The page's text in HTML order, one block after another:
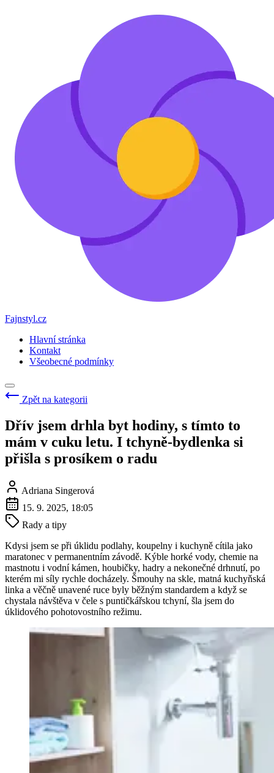
Fajnstyl.cz
Hlavní stránka
Kontakt
Všeobecné podmínky
Zpět na kategorii
Dřív jsem drhla byt hodiny, s tímto to
mám v cuku letu. I tchyně-bydlenka si
přišla s prosíkem o radu
Adriana Singerová
15. 9. 2025, 18:05
Rady a tipy
Kdysi jsem se při úklidu podlahy, koupelny i kuchyně cítila jako
maratonec v permanentním závodě. Kýble horké vody, chemie na
mastnotu i vodní kámen, houbičky, hadry a nekonečné drhnutí, po
kterém mi síly rychle docházely. Šmouhy na skle, matná kuchyňská
linka a věčně unavené ruce byly běžným standardem a když se
chystala návštěva v čele s puntičkářskou tchyní, šla jsem do
úklidového pohotovostního režimu.